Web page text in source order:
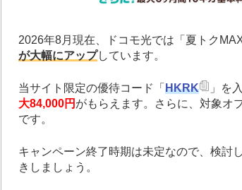
2026年8月現在、ドコモ光では「夏トク
が大幅にアップしています。
当サイト限定の優待コード「 HKRK 」を
大84,000円 がもらえます。さらに、対象オ
です。
キャンペーン終了時期は未定なので、検討
きしましょう。